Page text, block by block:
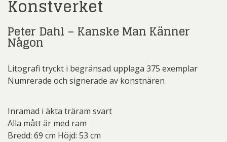
Konstverket
Peter Dahl – Kanske Man Känner
Någon
Litografi tryckt i begränsad upplaga 375 exemplar
Numrerade och signerade av konstnären
Inramad i äkta träram svart
Alla mått är med ram
Bredd: 69 cm Höjd: 53 cm